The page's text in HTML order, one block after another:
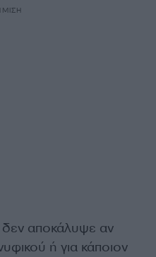
αποκάλυψε αν
ή για κάποιον